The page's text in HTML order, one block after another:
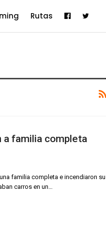
Rutas
a familia completa
familia completa e incendiaron su
carros en un…